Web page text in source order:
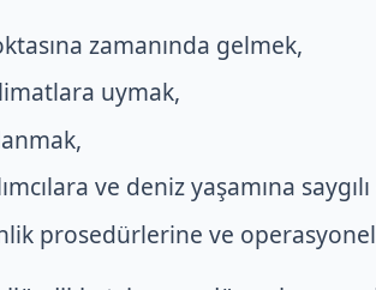
zamanında gelmek,
uymak,
ve deniz yaşamına
prosedürlerine ve